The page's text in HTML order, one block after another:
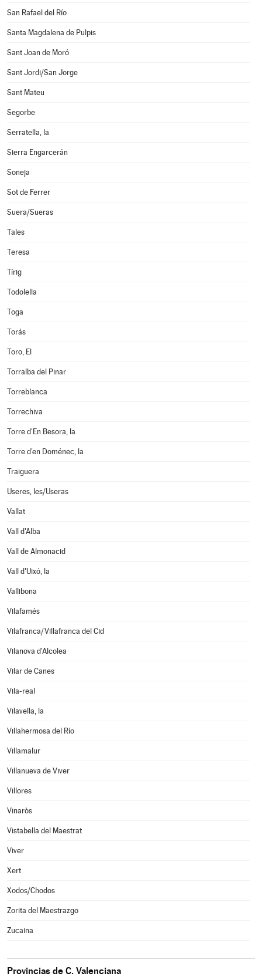
San Rafael del Río
Santa Magdalena de Pulpis
Sant Joan de Moró
Sant Jordi/San Jorge
Sant Mateu
Segorbe
Serratella, la
Sierra Engarcerán
Soneja
Sot de Ferrer
Suera/Sueras
Tales
Teresa
Tírig
Todolella
Toga
Torás
Toro, El
Torralba del Pinar
Torreblanca
Torrechiva
Torre d'En Besora, la
Torre d'en Doménec, la
Traiguera
Useres, les/Useras
Vallat
Vall d'Alba
Vall de Almonacid
Vall d'Uixó, la
Vallibona
Vilafamés
Vilafranca/Villafranca del Cid
Vilanova d'Alcolea
Vilar de Canes
Vila-real
Vilavella, la
Villahermosa del Río
Villamalur
Villanueva de Viver
Villores
Vinaròs
Vistabella del Maestrat
Viver
Xert
Xodos/Chodos
Zorita del Maestrazgo
Zucaina
Provincias de C. Valenciana